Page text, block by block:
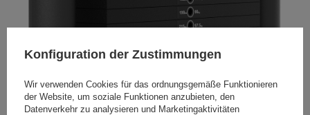
Konfiguration der Zustimmungen
Wir verwenden Cookies für das ordnungsgemäße Funktionieren
der Website, um soziale Funktionen anzubieten, den
Datenverkehr zu analysieren und Marketingaktivitäten